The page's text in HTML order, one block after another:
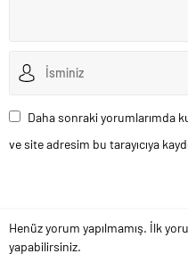
Daha sonraki yorumlarımda
ve site adresim bu tarayıcıya
Henüz yorum yapılmamış. İlk
yapabilirsiniz.